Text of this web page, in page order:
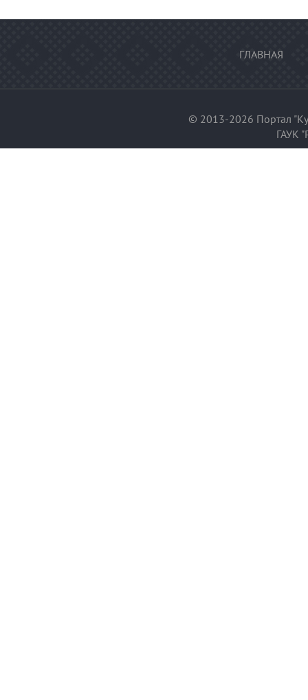
ГЛАВНАЯ
© 2013-2026 Портал
ГАУК